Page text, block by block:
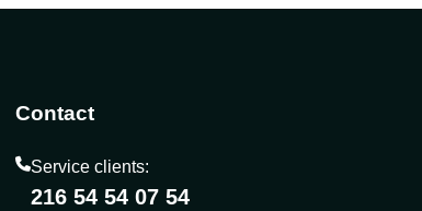
Contact
Service clients:
216 54 54 07 54